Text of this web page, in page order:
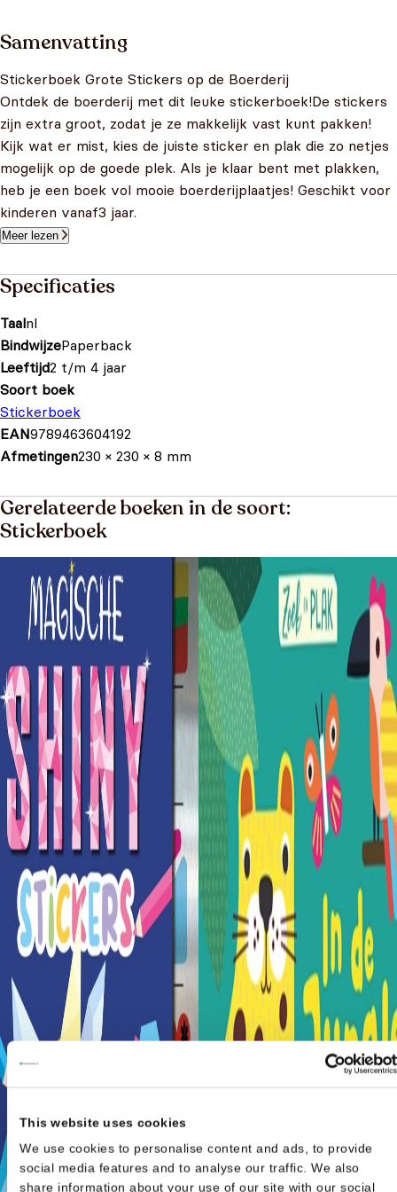
This website uses cookies
We use cookies to personalise content and ads, to provide
social media features and to analyse our traffic. We also
share information about your use of our site with our social
Samenvatting
Stickerboek Grote Stickers op de Boerderij
Ontdek de boerderij met dit leuke stickerboek!De stickers
zijn extra groot, zodat je ze makkelijk vast kunt pakken!
Kijk wat er mist, kies de juiste sticker en plak die zo netjes
mogelijk op de goede plek. Als je klaar bent met plakken,
heb je een boek vol mooie boerderijplaatjes! Geschikt voor
kinderen vanaf3 jaar.
Meer lezen
Specificaties
Taalnl
BindwijzePaperback
Leeftijd2 t/m 4 jaar
Soort boek
Stickerboek
EAN9789463604192
Afmetingen230 × 230 × 8 mm
Gerelateerde boeken in de soort:
Stickerboek